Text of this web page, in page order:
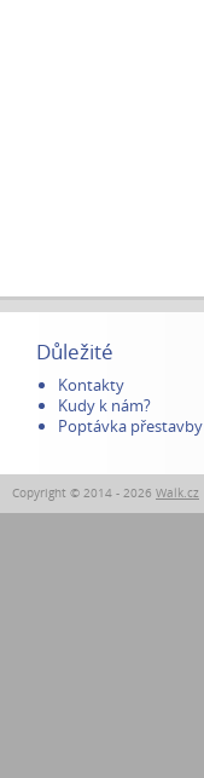
Důležité
Kontakty
Kudy k nám?
Poptávka přestavby
Copyright © 2014 - 2026 Walk.cz